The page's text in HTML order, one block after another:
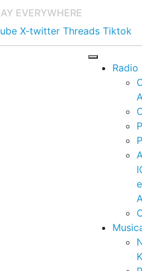
EVERYWHERE
X-twitter Threads Tiktok
Radio
e